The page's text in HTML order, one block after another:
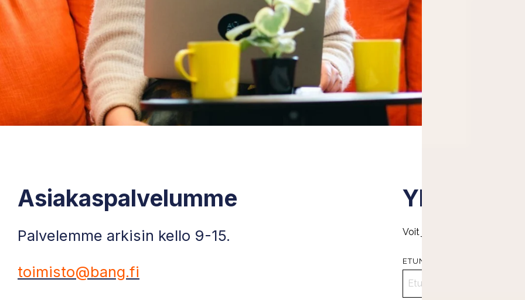
Asiakaspalvelumme
Palvelemme arkisin kello 9-15.
toimisto@bang.fi
Voit jättää meille viestin
ETUNIMI